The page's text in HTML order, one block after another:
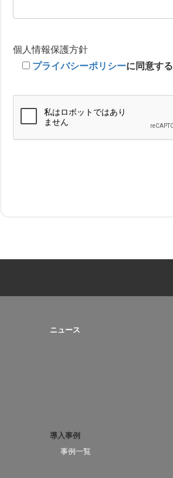
個人情報保護方針
プライバシーポリシーに同意する
ニュース
導入事例
事例一覧